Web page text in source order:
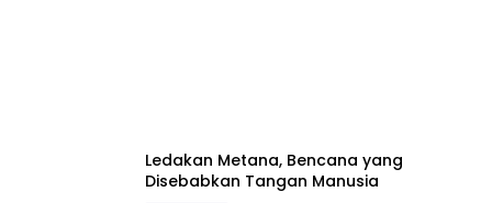
Ledakan Metana, Bencana yang
Disebabkan Tangan Manusia